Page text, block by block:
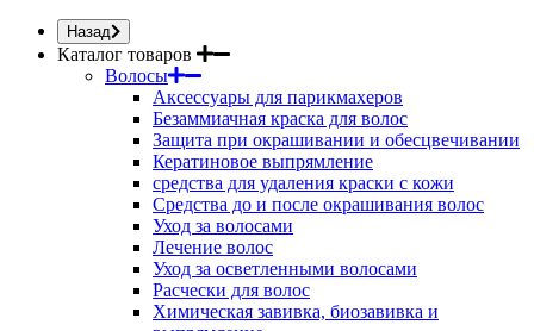
Назад
Каталог товаров
Волосы
Аксессуары для парикмахеров
Безаммиачная краска для волос
Защита при окрашивании и обесцвечивании
Кератиновое выпрямление
средства для удаления краски с кожи
Средства до и после окрашивания волос
Уход за волосами
Лечение волос
Уход за осветленными волосами
Расчески для волос
Химическая завивка, биозавивка и